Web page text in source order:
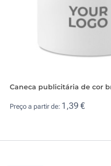
Caneca publicitária de cor
Preço a partir de: 1,39 €